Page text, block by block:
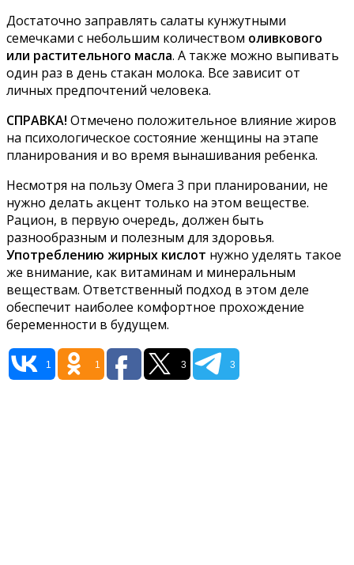
Достаточно заправлять салаты кунжутными
семечками с небольшим количеством оливкового
или растительного масла. А также можно выпивать
один раз в день стакан молока. Все зависит от
личных предпочтений человека.
СПРАВКА! Отмечено положительное влияние жиров
на психологическое состояние женщины на этапе
планирования и во время вынашивания ребенка.
Несмотря на пользу Омега 3 при планировании, не
нужно делать акцент только на этом веществе.
Рацион, в первую очередь, должен быть
разнообразным и полезным для здоровья.
Употреблению жирных кислот нужно уделять такое
же внимание, как витаминам и минеральным
веществам. Ответственный подход в этом деле
обеспечит наиболее комфортное прохождение
беременности в будущем.
1 1 3 3